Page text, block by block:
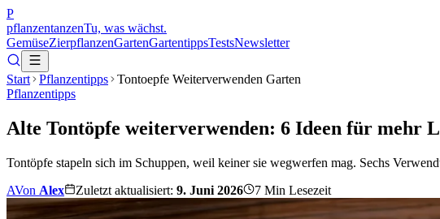
P
pflanzentanzenTu, was wächst.
GemüseZierpflanzenGartenGartentippsTestsNewsletter
Start Pflanzentipps
Tontoepfe Weiterverwenden Garten
Pflanzentipps
Alte Tontöpfe weiterverwenden: 6 Ideen für mehr
Tontöpfe stapeln sich im Schuppen, weil keiner sie wegwerfen mag. Sechs
AVon Alex Zuletzt aktualisiert: 9. Juni 2026 7 Min Lesezeit